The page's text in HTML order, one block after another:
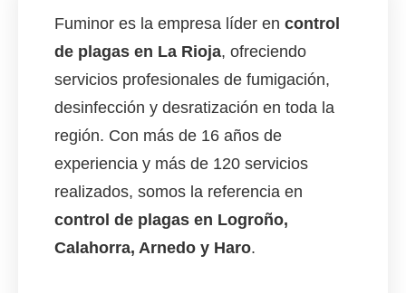
Fuminor es la empresa líder en control
de plagas en La Rioja, ofreciendo
servicios profesionales de fumigación,
desinfección y desratización en toda la
región. Con más de 16 años de
experiencia y más de 120 servicios
realizados, somos la referencia en
control de plagas en Logroño,
Calahorra, Arnedo y Haro.